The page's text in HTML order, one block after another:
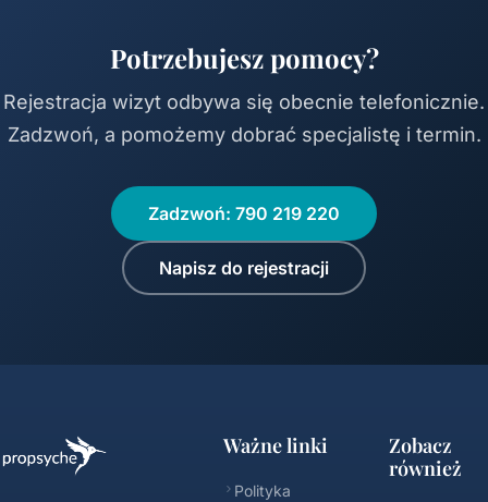
Potrzebujesz pomocy?
Rejestracja wizyt odbywa się obecnie telefonicznie.
Zadzwoń, a pomożemy dobrać specjalistę i termin.
Zadzwoń: 790 219 220
Napisz do rejestracji
Ważne linki
Polityka
Zobacz
również